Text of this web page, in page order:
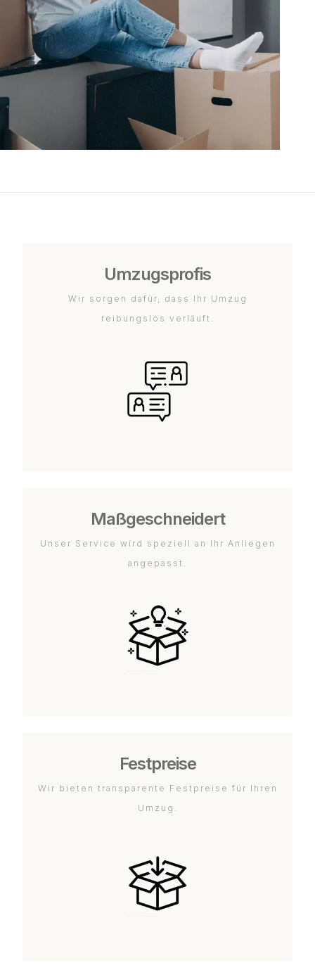
Umzugsprofis
Wir sorgen dafür, dass Ihr Umzug
reibungslos verläuft.
Maßgeschneidert
Unser Service wird speziell an Ihr Anliegen
angepasst.
Festpreise
Wir bieten transparente Festpreise für Ihren
Umzug.